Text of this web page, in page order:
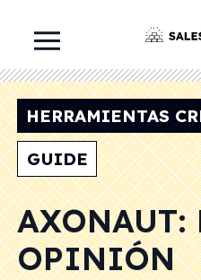
HERRAMIENTAS
GUIDE
AXONAUT:
OPINIÓN